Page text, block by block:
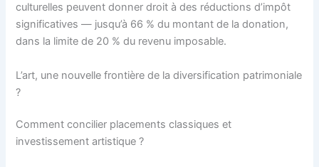
culturelles peuvent donner droit à des réductions d’impôt
significatives — jusqu’à 66 % du montant de la donation,
dans la limite de 20 % du revenu imposable.
L’art, une nouvelle frontière de la diversification patrimoniale
?
Comment concilier placements classiques et
investissement artistique ?